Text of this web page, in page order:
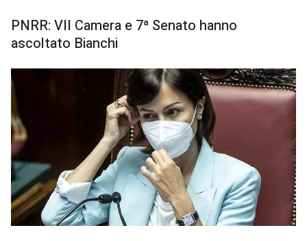
PNRR: VII Camera e 7ª Senato hanno
ascoltato Bianchi